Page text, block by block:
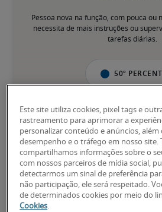
Pessoa nova na função, com pouca ou
necessita de mais instruções ou
tarefas diárias.
50º
Tem experiência para desempenhar
de forma consistente, sem
familiarizada com processos e assuntos
75º
Este site utiliza cookies, pixel tags e
rastreamento para aprimorar a
personalizar conteúdo e anúncios, além
desempenho e o tráfego em nosso site.
compartilhamos informações sobre o
com nossos parceiros de mídia social,
detectarmos um sinal de preferência
não participação, ele será respeitado.
de determinados cookies por meio do
Cookies.